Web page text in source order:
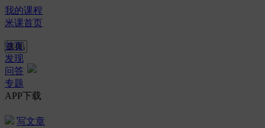
我的课程
米课首页
首页
发现
问答
专题
APP下载
写文章